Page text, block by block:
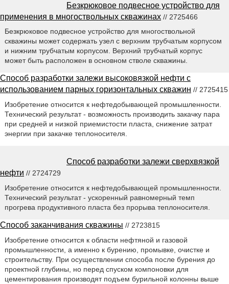
Безкрюковое подвесное устройство для
применения в многоствольных скважинах // 2725466
Безкрюковое подвесное устройство для многоствольной
скважины может содержать узел с верхним трубчатым корпусом
и нижним трубчатым корпусом. Верхний трубчатый корпус
может быть расположен в основном стволе скважины.
Способ разработки залежи высоковязкой нефти с
использованием парных горизонтальных скважин // 2725415
Изобретение относится к нефтедобывающей промышленности.
Технический результат - возможность производить закачку пара
при средней и низкой приемистости пласта, снижение затрат
энергии при закачке теплоносителя.
Способ разработки залежи сверхвязкой
нефти // 2724729
Изобретение относится к нефтедобывающей промышленности.
Технический результат - ускоренный равномерный темп
прогрева продуктивного пласта без прорыва теплоносителя.
Способ заканчивания скважины // 2723815
Изобретение относится к области нефтяной и газовой
промышленности, а именно к бурению, промывке, очистке и
строительству. При осуществлении способа после бурения до
проектной глубины, но перед спуском компоновки для
цементирования производят подъем бурильной колонны выше